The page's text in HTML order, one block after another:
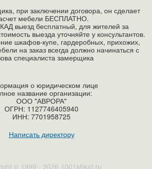
при заключении договора, он сделает
мебели БЕСПЛАТНО.
выезд бесплатный, для жителей за
выезда уточняйте у консультантов.
шкафов-купе, гардеробных, прихожих,
на заказ всегда должно начинаться с
специалиста замерщика
о юридическом лице
название организации:
ООО "АВРОРА"
ОГРН: 1127746405940
ИНН: 7701958725
Написать директору
© 1999 - 2026 1001shkaf.ru